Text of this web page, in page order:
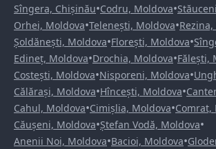
Sîngera, Chișinău•Codru, Moldova•
Orhei, Moldova•Telenești, Moldova•
Șoldănești, Moldova•Florești, Moldova•
Edineț, Moldova•Drochia, Moldova•Fălești,
Costești, Moldova•Nisporeni, Moldova•
Călărași, Moldova•Hîncești, Moldova•
Cahul, Moldova•Cimișlia, Moldova•Comrat,
Căușeni, Moldova•Ștefan Vodă, Moldova•
Anenii Noi, Moldova•Bacioi, Moldova•